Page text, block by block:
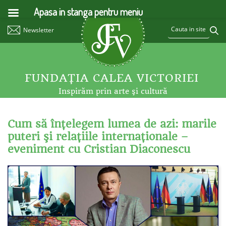
Newsletter
FUNDAŢIA CALEA VICTORIEI
Inspirăm prin arte şi cultură
Cum să înţelegem lumea de azi: marile
puteri şi relaţiile internaţionale –
eveniment cu Cristian Diaconescu
Apasa in stanga pentru meniu